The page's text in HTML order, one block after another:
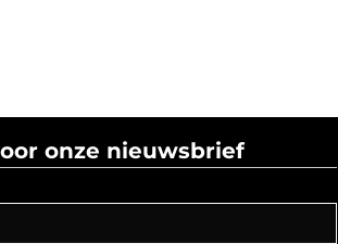
onze nieuwsbrief